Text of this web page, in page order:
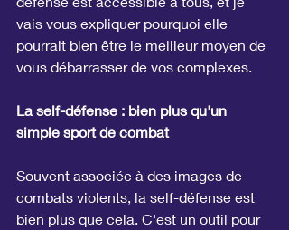
vais vous expliquer pourquoi elle
pourrait bien être le meilleur moyen de
vous débarrasser de vos complexes.
La self-défense : bien plus qu'un
simple sport de combat
Souvent associée à des images de
combats violents, la self-défense est
bien plus que cela. C'est un outil pour